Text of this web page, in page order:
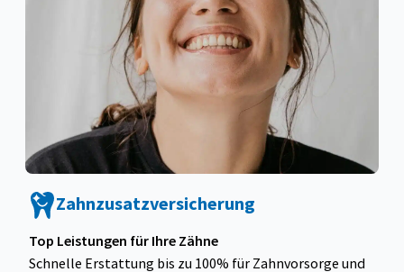
Zahnzusatzversicherung
Top Leistungen für Ihre Zähne
Schnelle Erstattung bis zu 100% für Zahnvorsorge und